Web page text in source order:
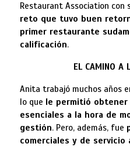
Restaurant Association con
reto que tuvo buen
primer restaurante
calificación.
EL CAMINO A
Anita trabajó muchos años
lo que le permitió obtener
esenciales a la hora de
gestión. Pero, además, fue
comerciales y de